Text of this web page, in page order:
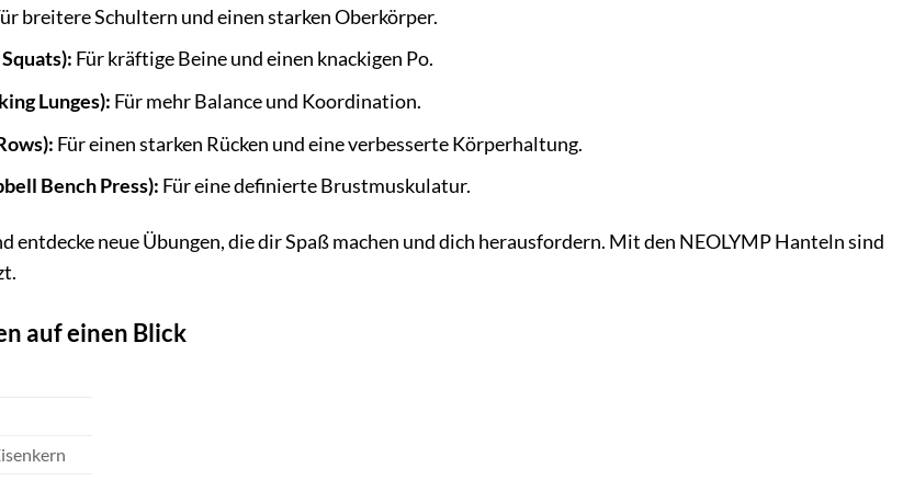
breitere Schultern und einen starken Oberkörper.
Für kräftige Beine und einen knackigen Po.
Lunges): Für mehr Balance und Koordination.
Für einen starken Rücken und eine verbesserte Körperhaltung.
Bench Press): Für eine definierte Brustmuskulatur.
entdecke neue Übungen, die dir Spaß machen und dich herausfordern. Mit den NEOLYMP Hanteln sind
auf einen Blick